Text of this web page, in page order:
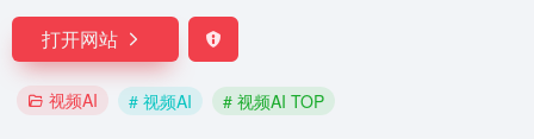
打开网站
视频AI # 视频AI # 视频AI TOP